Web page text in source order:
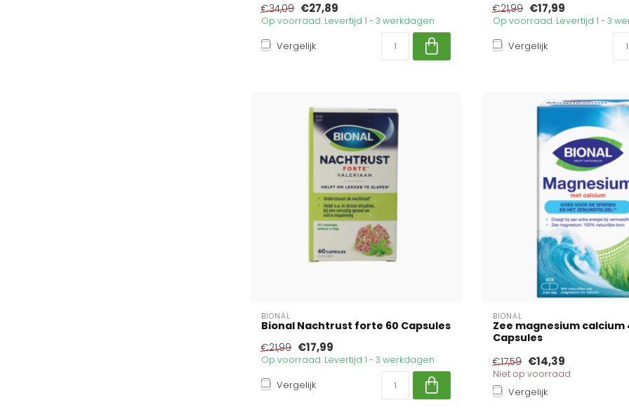
€34,09 €27,89
Op voorraad. Levertijd 1 - 3 werkdagen
Vergelijk
€21,99 €17,99
Op voorraad. Levertijd 1 - 3
Vergelijk
BIONAL
Bional Nachtrust forte 60 Capsules
€21,99 €17,99
Op voorraad. Levertijd 1 - 3 werkdagen
Vergelijk
BIONAL
Zee magnesium calcium
Capsules
€17,59 €14,39
Niet op voorraad
Vergelijk